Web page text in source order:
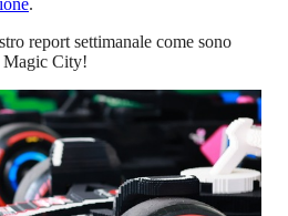
.
report settimanale come sono
Magic City!